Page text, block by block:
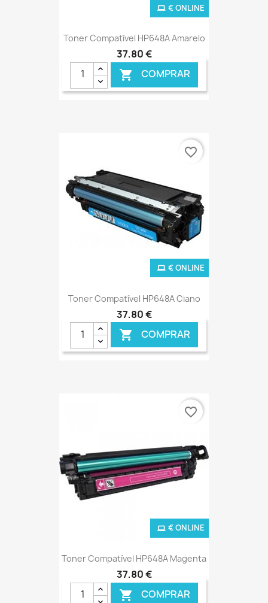
Toner Compatível HP648A Amarelo
37,80 €
 COMPRAR
€ ONLINE
Toner Compatível HP648A Ciano
37,80 €
 COMPRAR
€ ONLINE
favorite_border
Toner Compatível HP648A Magenta
37,80 €
 COMPRAR
€ ONLINE
favorite_border